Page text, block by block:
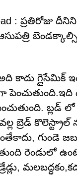
: ప్రతిరోజు
కాదు గ్లైసేమిక్
బ్లడ్
బ్రెడ్ కొలెస్ట్రాల్
గుండె
రెండులో ఉంటే